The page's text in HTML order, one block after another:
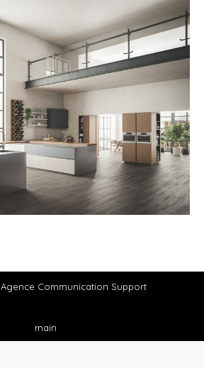
Agence Communication Support
main